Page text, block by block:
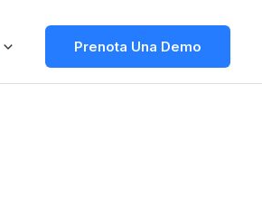
Prenota Una Demo